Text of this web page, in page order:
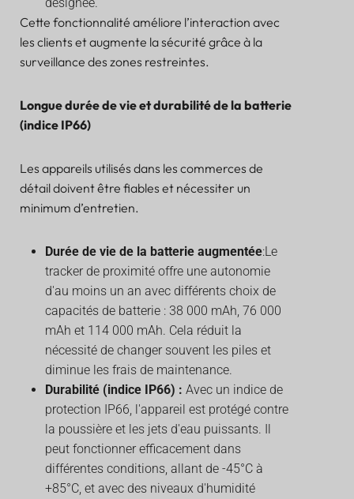
Cette fonctionnalité améliore l’interaction avec
les clients et augmente la sécurité grâce à la
surveillance des zones restreintes.
Longue durée de vie et durabilité de la batterie
(indice IP66)
Les appareils utilisés dans les commerces de
détail doivent être fiables et nécessiter un
minimum d’entretien.
Durée de vie de la batterie augmentée:Le
tracker de proximité offre une autonomie
d'au moins un an avec différents choix de
capacités de batterie : 38 000 mAh, 76 000
mAh et 114 000 mAh. Cela réduit la
nécessité de changer souvent les piles et
diminue les frais de maintenance.
Durabilité (indice IP66) : Avec un indice de
protection IP66, l'appareil est protégé contre
la poussière et les jets d'eau puissants. Il
peut fonctionner efficacement dans
différentes conditions, allant de -45°C à
+85°C, et avec des niveaux d'humidité